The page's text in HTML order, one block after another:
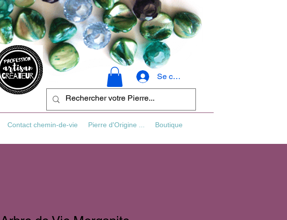
Se connecter
Contact chemin-de-vie Pierre d'Origine ... Boutique